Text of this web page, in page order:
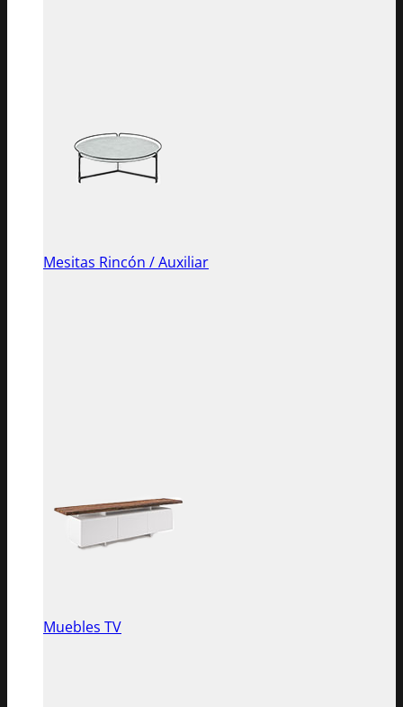
Mesitas Rincón / Auxiliar
Muebles TV